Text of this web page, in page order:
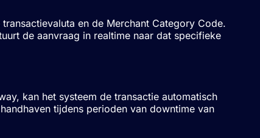
en de Merchant Category Code.
de aanvraag in realtime naar dat specifieke
kan het systeem de transactie automatisch
tijdens perioden van downtime van